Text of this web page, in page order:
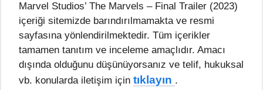
Marvel Studios’ The Marvels – Final Trailer (2023)
içeriği sitemizde barındırılmamakta ve resmi
sayfasına yönlendirilmektedir. Tüm içerikler
tamamen tanıtım ve inceleme amaçlıdır. Amacı
dışında olduğunu düşünüyorsanız ve telif, hukuksal
vb. konularda iletişim için tıklayın .